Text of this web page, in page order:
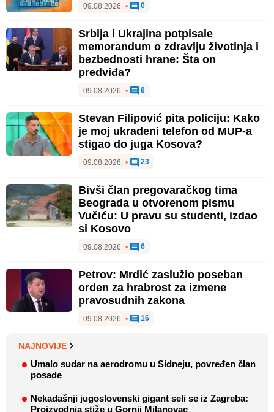
09.08.2026. • 0
Srbija i Ukrajina potpisale
memorandum o zdravlju životinja i
bezbednosti hrane: Šta on
predviđa?
09.08.2026. • 8
Stevan Filipović pita policiju: Kako
je moj ukradeni telefon od MUP-a
stigao do juga Kosova?
09.08.2026. • 23
Bivši član pregovaračkog tima
Beograda u otvorenom pismu
Vučiću: U pravu su studenti, izdao
si Kosovo
09.08.2026. • 6
Petrov: Mrdić zaslužio poseban
orden za hrabrost za izmene
pravosudnih zakona
09.08.2026. • 16
NAJNOVIJE
Umalo sudar na aerodromu u Sidneju, povređen član
posade
Nekadašnji jugoslovenski gigant seli se iz Zagreba:
Proizvodnja stiže u Gornji Milanovac